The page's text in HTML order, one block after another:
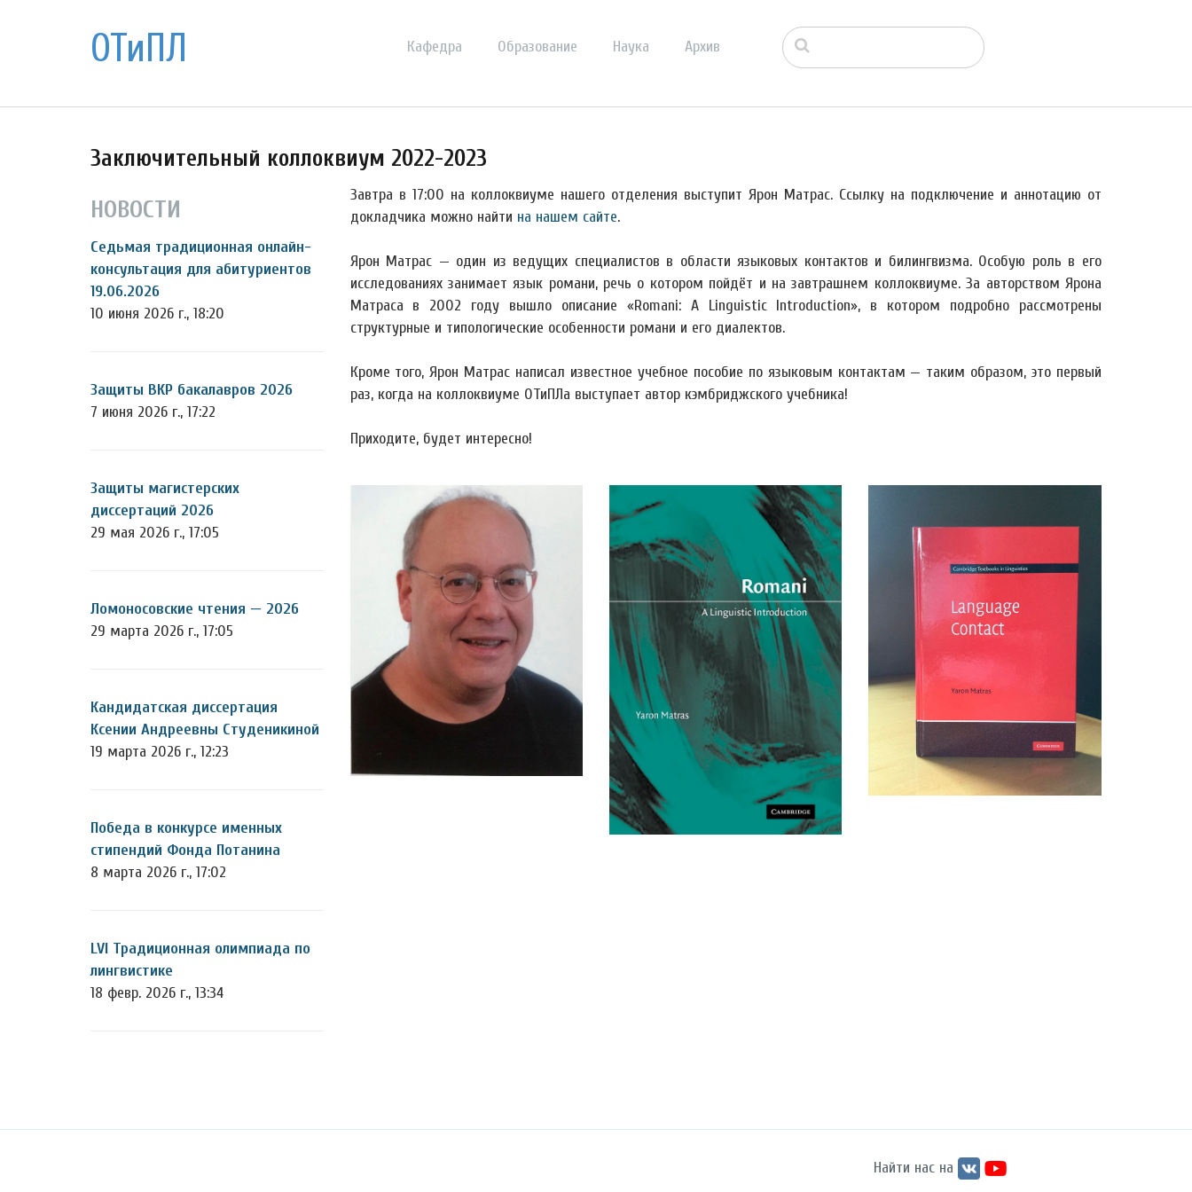
ОТиПЛ Кафедра Образование Наука Архив
Заключительный коллоквиум 2022-2023
НОВОСТИ
Седьмая традиционная онлайн-
консультация для абитуриентов
19.06.2026
10 июня 2026 г., 18:20
Защиты ВКР бакалавров 2026
7 июня 2026 г., 17:22
Защиты магистерских
диссертаций 2026
29 мая 2026 г., 17:05
Ломоносовские чтения — 2026
29 марта 2026 г., 17:05
Кандидатская диссертация
Ксении Андреевны Студеникиной
19 марта 2026 г., 12:23
Победа в конкурсе именных
стипендий Фонда Потанина
8 марта 2026 г., 17:02
LVI Традиционная олимпиада по
лингвистике
18 февр. 2026 г., 13:34
Завтра в 17:00 на коллоквиуме нашего отделения выступит Ярон Матрас. Ссылку на подключение и аннотацию от
докладчика можно найти на нашем сайте.
Ярон Матрас — один из ведущих специалистов в области языковых контактов и билингвизма. Особую роль в его
исследованиях занимает язык романи, речь о котором пойдёт и на завтрашнем коллоквиуме. За авторством Ярона
Матраса в 2002 году вышло описание «Romani: A Linguistic Introduction», в котором подробно рассмотрены
структурные и типологические особенности романи и его диалектов.
Кроме того, Ярон Матрас написал известное учебное пособие по языковым контактам — таким образом, это первый
раз, когда на коллоквиуме ОТиПЛа выступает автор кэмбриджского учебника!
Приходите, будет интересно!
Найти нас на